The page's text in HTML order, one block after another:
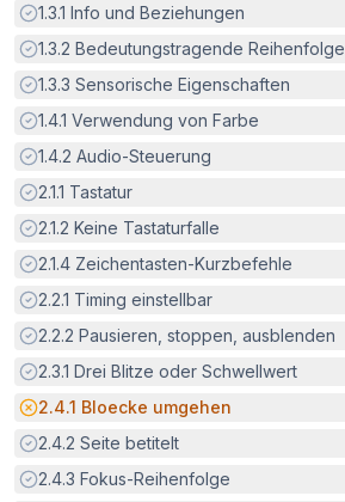
Erfüllt:
1.3.1 Info und Beziehungen
Erfüllt:
1.3.2 Bedeutungstragende Reihenfolge
Erfüllt:
1.3.3 Sensorische Eigenschaften
Erfüllt:
1.4.1 Verwendung von Farbe
Erfüllt:
1.4.2 Audio-Steuerung
Erfüllt:
2.1.1 Tastatur
Erfüllt:
2.1.2 Keine Tastaturfalle
Erfüllt:
2.1.4 Zeichentasten-Kurzbefehle
Erfüllt:
2.2.1 Timing einstellbar
Erfüllt:
2.2.2 Pausieren, stoppen, ausblenden
Erfüllt:
2.3.1 Drei Blitze oder Schwellwert
Potenzielle Barriere:
2.4.1 Bloecke umgehen
Erfüllt:
2.4.2 Seite betitelt
Erfüllt:
2.4.3 Fokus-Reihenfolge